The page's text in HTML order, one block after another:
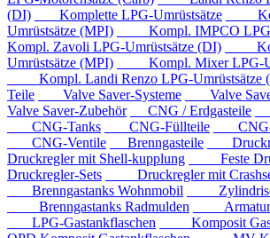
(DI)
Komplette LPG-Umrüstsätze
Umrüstsätze (MPI)
Kompl. IMPCO LPG-
Kompl. Zavoli LPG-Umrüstsätze (DI)
Umrüstsätze (MPI)
Kompl. Mixer LPG-
Kompl. Landi Renzo LPG-Umrüstsätze
Teile
Valve Saver-Systeme
Valve
Valve Saver-Zubehör
CNG / Erdgasteile
CNG-Tanks
CNG-Füllteile
CNG-
CNG-Ventile
Brenngasteile
Druckregler mit Shell-kupplung
Feste
Druckregler-Sets
Druckregler mit
Brenngastanks Wohnmobil
Brenngastanks Radmulden
LPG-Gastankflaschen
Komposit